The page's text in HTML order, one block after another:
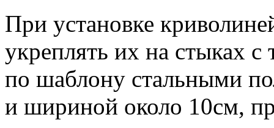
При установке
укреплять их на стыках
по шаблону стальными
и шириной около 10см,